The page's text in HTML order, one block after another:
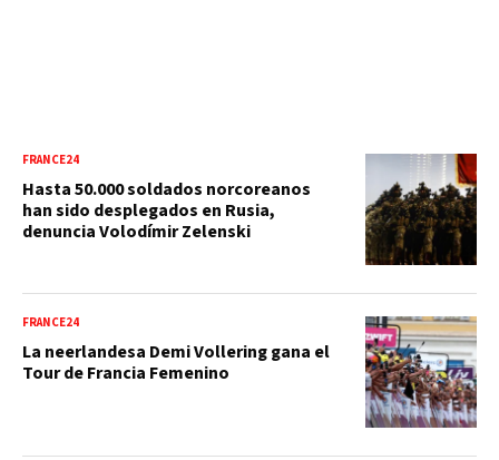
FRANCE24
Hasta 50.000 soldados norcoreanos
han sido desplegados en Rusia,
denuncia Volodímir Zelenski
FRANCE24
La neerlandesa Demi Vollering gana el
Tour de Francia Femenino